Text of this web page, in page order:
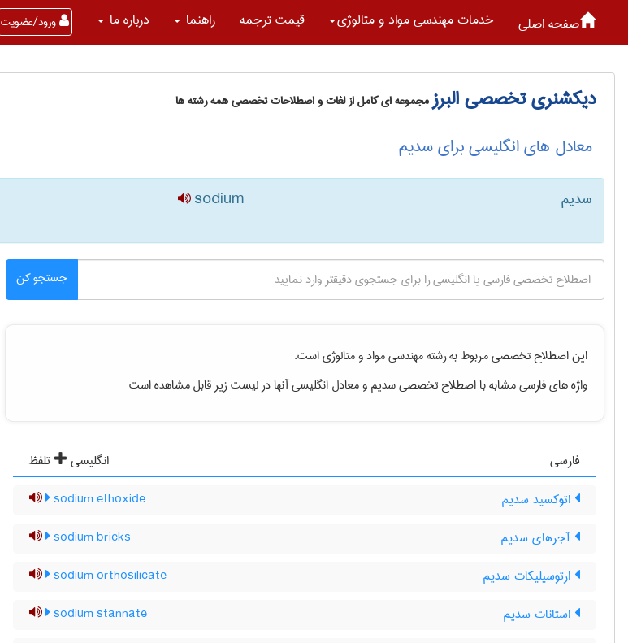
صفحه اصلی خدمات مهندسی مواد و متالوژی قیمت ترجمه راهنما درباره ما ورود/عضویت
دیکشنری تخصصی البرزمجموعه ای کامل از لغات و اصطلاحات تخصصی همه رشته ها
معادل های انگلیسی برای سدیم
سدیم sodium
جستجو کن
این اصطلاح تخصصی مربوط به رشتهمهندسی مواد و متالوژیاست.
واژه های فارسی مشابه با اصطلاح تخصصیسدیمو معادل انگلیسی آنها در لیست زیر قابل مشاهده است
فارسی انگلیسی
تلفظ
اتوکسید سدیم
sodium ethoxide
آجرهای سدیم sodium bricks
ارتوسیلیکات سدیم sodium orthosilicate
استانات سدیم sodium stannate